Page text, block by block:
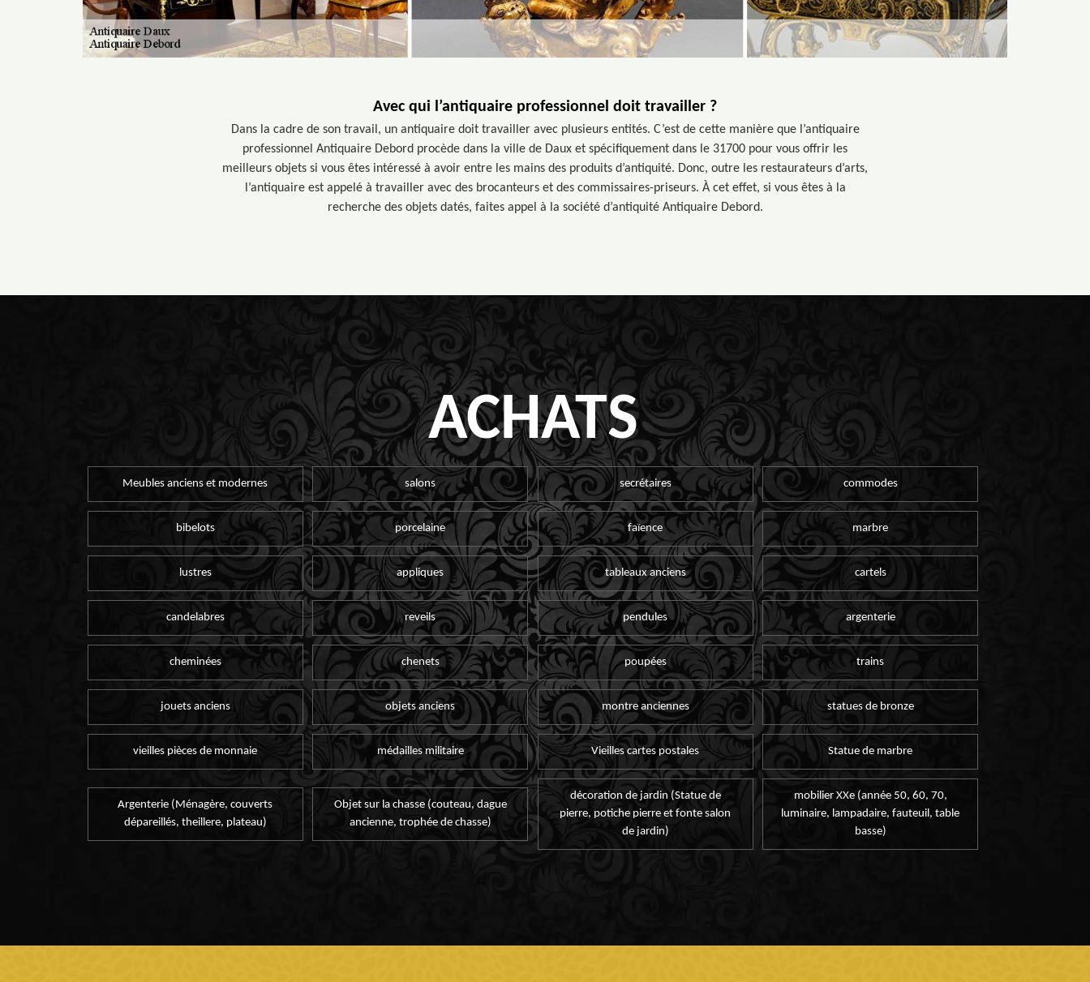
Avec qui l’antiquaire professionnel doit travailler ?
Dans la cadre de son travail, un antiquaire doit travailler avec plusieurs entités. C’est de cette manière que l’antiquaire
professionnel Antiquaire Debord procède dans la ville de Daux et spécifiquement dans le 31700 pour vous offrir les
meilleurs objets si vous êtes intéressé à avoir entre les mains des produits d’antiquité. Donc, outre les restaurateurs d’arts,
l’antiquaire est appelé à travailler avec des brocanteurs et des commissaires-priseurs. À cet effet, si vous êtes à la
recherche des objets datés, faites appel à la société d’antiquité Antiquaire Debord.
ACHATS
Meubles anciens et modernes salons secrétaires commodes
bibelots porcelaine faïence marbre
lustres appliques tableaux anciens cartels
candelabres reveils pendules argenterie
cheminées chenets poupées trains
jouets anciens objets anciens montre anciennes statues de bronze
vieilles pièces de monnaie médailles militaire Vieilles cartes postales Statue de marbre
Argenterie (Ménagère, couverts
dépareillés, theillere, plateau)
Objet sur la chasse (couteau, dague
ancienne, trophée de chasse)
décoration de jardin (Statue de
pierre, potiche pierre et fonte salon
de jardin)
mobilier XXe (année 50, 60, 70,
luminaire, lampadaire, fauteuil, table
basse)